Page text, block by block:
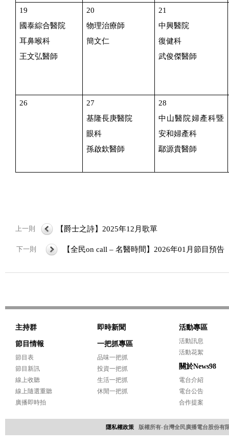
19
國泰綜合醫院
耳鼻喉科
王文弘醫師
20
物理治療師
簡文仁
21
中興醫院
復健科
武俊傑醫師
26
27
基隆長庚醫院
眼科
孫啟欽醫師
28
中山醫院婦產科暨
安和婦產科
鄢源貴醫師
上一則 【爵士之詩】2025年12月歌單
下一則 【全民on call – 名醫時間】2026年01月節目預告
主持群
節目情報
節目表
節目新訊
線上收聽
線上隨選重聽
廣播即時拍
即時新聞
一把抓專區
品味一把抓
投資一把抓
生活一把抓
休閒一把抓
活動專區
活動訊息
活動花絮
關於News98
電台介紹
電台公告
合作提案
隱私權政策 版權所有-台灣全民廣播電台股份有